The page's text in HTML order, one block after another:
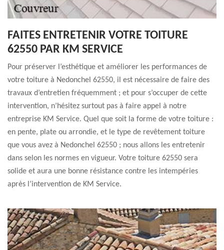
FAITES ENTRETENIR VOTRE TOITURE
62550 PAR KM SERVICE
Pour préserver l’esthétique et améliorer les performances de
votre toiture à Nedonchel 62550, il est nécessaire de faire des
travaux d’entretien fréquemment ; et pour s’occuper de cette
intervention, n’hésitez surtout pas à faire appel à notre
entreprise KM Service. Quel que soit la forme de votre toiture :
en pente, plate ou arrondie, et le type de revêtement toiture
que vous avez à Nedonchel 62550 ; nous allons les entretenir
dans selon les normes en vigueur. Votre toiture 62550 sera
solide et aura une bonne résistance contre les intempéries
après l’intervention de KM Service.